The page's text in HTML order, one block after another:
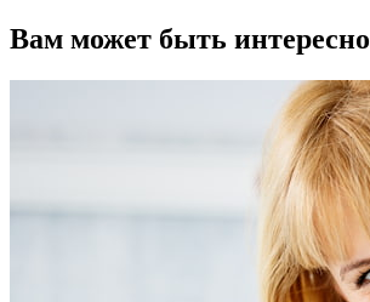
Вам может быть интересно